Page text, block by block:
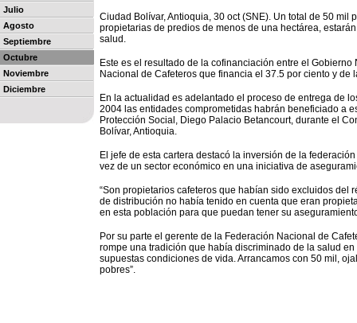
Julio
Agosto
Septiembre
Octubre
Noviembre
Diciembre
Ciudad Bolívar, Antioquia, 30 oct (SNE). Un total de 50
propietarias de predios de menos de una hectárea,
salud.
Este es el resultado de la cofinanciación entre el
Nacional de Cafeteros que financia el 37.5 por ciento y
En la actualidad es adelantado el proceso de entrega de
2004 las entidades comprometidas habrán beneficiado a
Protección Social, Diego Palacio Betancourt, durante el
Bolívar, Antioquia.
El jefe de esta cartera destacó la inversión de la
vez de un sector económico en una iniciativa de
“Son propietarios cafeteros que habían sido excluidos
de distribución no había tenido en cuenta que eran
en esta población para que puedan tener su
Por su parte el gerente de la Federación Nacional de
rompe una tradición que había discriminado de la salud
supuestas condiciones de vida. Arrancamos con 50 mil,
pobres”.